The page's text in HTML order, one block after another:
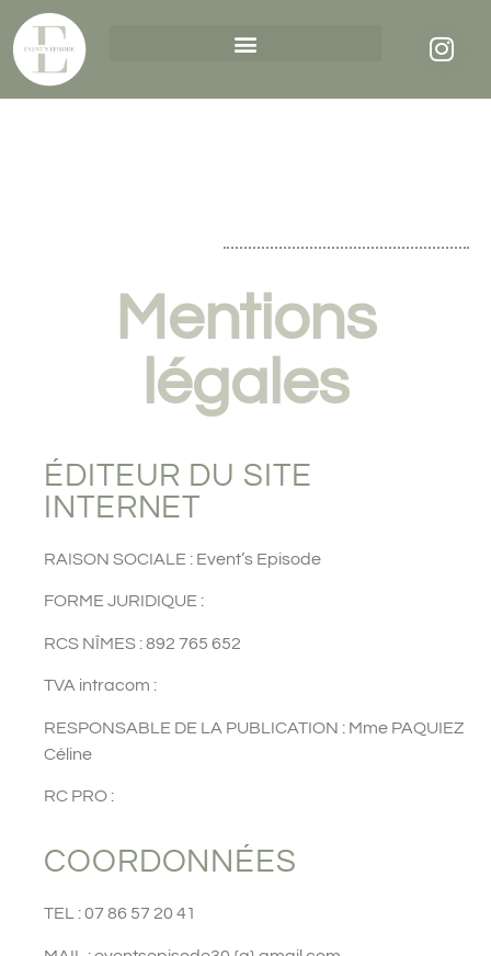
Mentions
légales
ÉDITEUR DU SITE
INTERNET
RAISON SOCIALE : Event’s Episode
FORME JURIDIQUE :
RCS NÎMES : 892 765 652
TVA intracom :
RESPONSABLE DE LA PUBLICATION : Mme PAQUIEZ
Céline
RC PRO :
COORDONNÉES
TEL : 07 86 57 20 41